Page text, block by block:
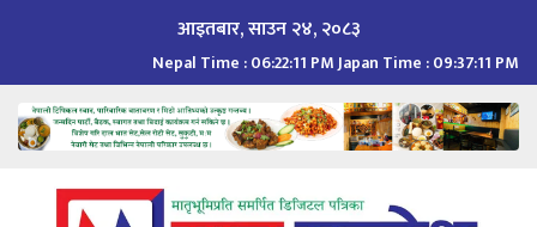
आइतबार, साउन २४, २०८३
Nepal Time :06:22:12 PMJapan Time :09:37:12 PM